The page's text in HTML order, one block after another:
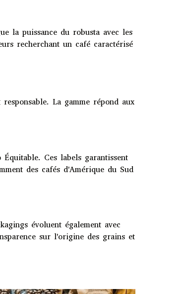
la puissance du robusta avec les
recherchant un café caractérisé
La gamme répond aux
Ces labels garantissent
des cafés d'Amérique du Sud
évoluent également avec
sur l'origine des grains et